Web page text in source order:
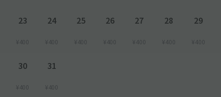
23
¥400
24
¥400
25
¥400
26
¥400
27
¥400
28
¥400
29
¥400
30
¥400
31
¥400